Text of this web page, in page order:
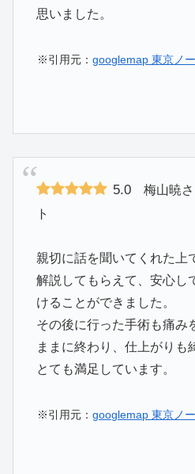
思いました。
※引用元：googlemap 東京ノ
5.0梅山暁さ
ト
親切に話を聞いてくれた上
解説してもらえて、安心し
けることができました。
その後に行った手術も痛み
ままに終わり、仕上がりも
とても満足しています。
※引用元：googlemap 東京ノ